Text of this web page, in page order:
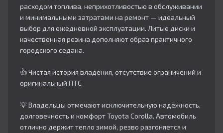
расходом топлива, неприхотливостью в обслуживании
и минимальными затратами на ремонт — идеальный
выбор для ежедневной эксплуатации. Литые диски и
качественная резина дополняют образ практичного
городского седана.​
👍 Чистая история владения, отсутствие ограничений и
оригинальный ПТС
💡 Владельцы отмечают исключительную надёжность,
долговечность и комфорт Toyota Corolla. Автомобиль
отлично держит тепло зимой, резво разгоняется и